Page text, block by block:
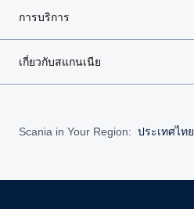
การบริการ
เกี่ยวกับสแกนเนีย
Scania in Your Region: ประเทศไทย